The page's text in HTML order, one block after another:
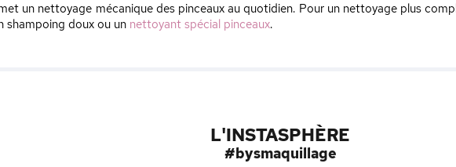
un nettoyage mécanique des pinceaux au quotidien. Pour un nettoyage plus
shampoing doux ou un nettoyant spécial pinceaux.
L'INSTASPHÈRE
#bysmaquillage